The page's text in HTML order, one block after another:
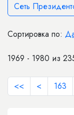
Сеть
Сортировка по:
1969 - 1980 из
<< < 163